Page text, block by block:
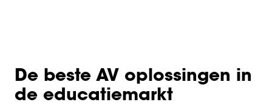
De beste AV oplossingen in
de educatiemarkt